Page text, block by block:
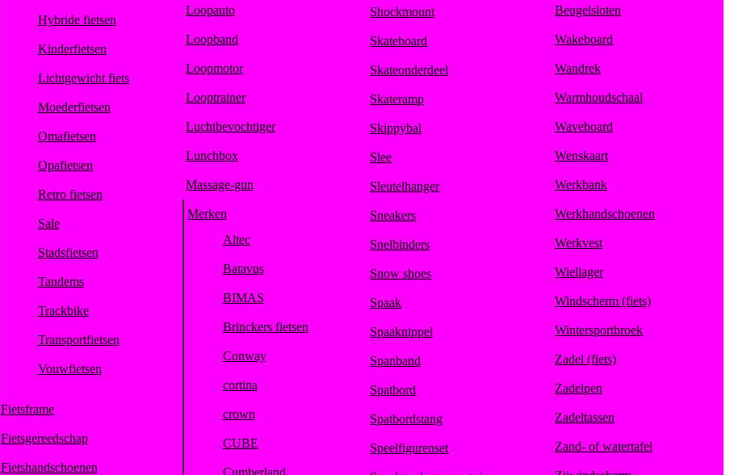
Hybride fietsen
Kinderfietsen
Lichtgewicht fiets
Moederfietsen
Omafietsen
Opafietsen
Retro fietsen
Sale
Stadsfietsen
Tandems
Trackbike
Transportfietsen
Vouwfietsen
Fietsframe
Fietsgereedschap
Fietshandschoenen
Loopauto
Loopband
Loopmotor
Looptrainer
Luchtbevochtiger
Lunchbox
Massage-gun
Merken
Altec
Batavus
BIMAS
Brinckers fietsen
Conway
cortina
crown
CUBE
Cumberland
Shockmount
Skateboard
Skateonderdeel
Skateramp
Skippybal
Slee
Sleutelhanger
Sneakers
Snelbinders
Snow shoes
Spaak
Spaaknippel
Spanband
Spatbord
Spatbordstang
Speelfigurenset
Beugelsloten
Wakeboard
Wandrek
Warmhoudschaal
Waveboard
Wenskaart
Werkbank
Werkhandschoenen
Werkvest
Wiellager
Windscherm (fiets)
Wintersportbroek
Zadel (fiets)
Zadelpen
Zadeltassen
Zand- of watertafel